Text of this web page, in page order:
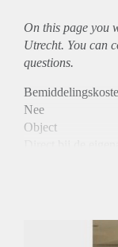
On this page you
Utrecht. You can
questions.
Nee
Object